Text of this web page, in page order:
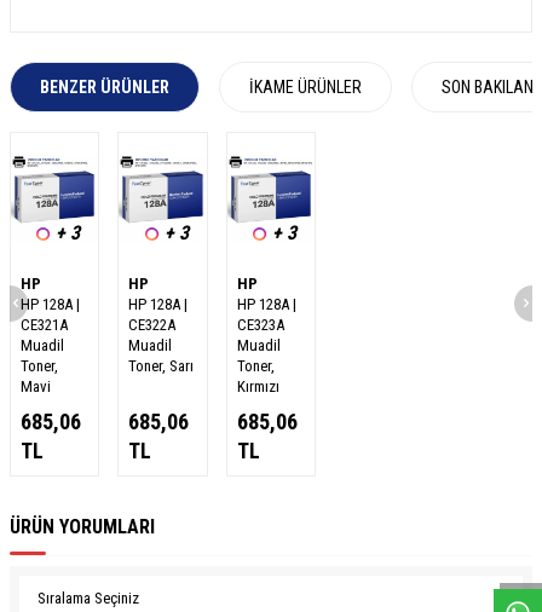
BENZER ÜRÜNLER İKAME ÜRÜNLER SON
+ 3
HP
HP 128A |
CE321A
Muadil
Toner,
Mavi
685,06
TL
+ 3
HP
HP 128A |
CE322A
Muadil
Toner, Sarı
685,06
TL
+ 3
HP
HP 128A |
CE323A
Muadil
Toner,
Kırmızı
685,06
TL
ÜRÜN YORUMLARI